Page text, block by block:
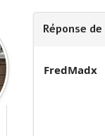
Réponse de
FredMadx